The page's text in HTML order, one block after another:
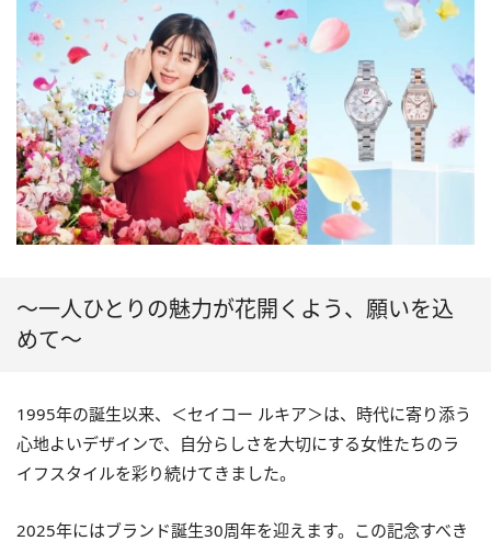
〜一人ひとりの魅力が花開くよう、願いを込
めて〜
1995年の誕生以来、＜セイコー ルキア＞は、時代に寄り添う
心地よいデザインで、自分らしさを大切にする女性たちのラ
イフスタイルを彩り続けてきました。
2025年にはブランド誕生30周年を迎えます。この記念すべき